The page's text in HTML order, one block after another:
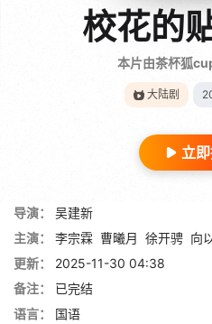
校花的
本片由茶杯狐
大陆剧
立
导演：
吴建新
主演：
李宗霖 曹曦月 徐开骋 向
更新：
2025-11-30 04:38
备注：
已完结
语言：
国语